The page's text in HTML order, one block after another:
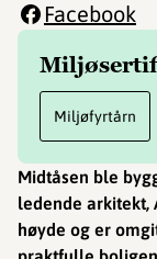
Midtåsen ble
ledende arkitekt,
høyde og er
Facebook
Miljøfyrtårn